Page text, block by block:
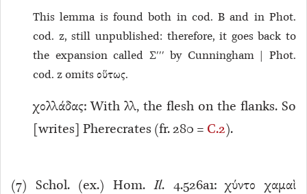
This lemma is found both in cod. B and in Phot.
cod. z, still unpublished: therefore, it goes back to
the expansion called Σ′′′ by Cunningham | Phot.
cod. z omits οὕτως.
χολλάδας: With λλ, the flesh on the flanks. So
[writes] Pherecrates (fr. 280 = C.2).
(7) Schol. (ex.) Hom.Il. 4.526a1: χύντο χαμαὶ